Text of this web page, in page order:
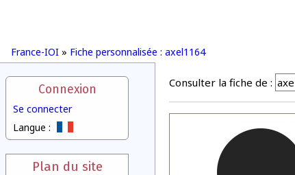
France-IOI » Fiche personnalisée : axel1164
Connexion
Se connecter
Langue :
Plan du site
Consulter la fiche de :